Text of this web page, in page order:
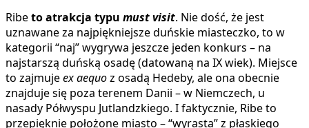
Ribeto atrakcja typu must visit. Nie dość, że jest
uznawane za najpiękniejsze duńskie miasteczko, to w
kategorii “naj” wygrywa jeszcze jeden konkurs – na
najstarszą duńską osadę (datowaną na IX wiek). Miejsce
to zajmujeex aequoz osadą Hedeby, ale ona obecnie
znajduje się poza terenem Danii – w Niemczech, u
nasady Półwyspu Jutlandzkiego. I faktycznie, Ribe to
przepięknie położone miasto – “wyrasta” z płaskiego